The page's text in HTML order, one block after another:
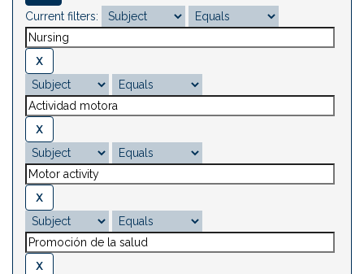
Current filters: